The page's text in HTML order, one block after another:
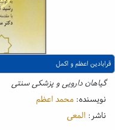
قرابادین اعظم و اکمل
گیاهان دارویی و پزشکی سنتی
نویسنده: محمد اعظم
ناشر: المعی